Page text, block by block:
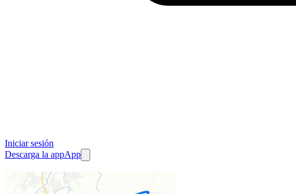
Iniciar sesión
Descarga la appApp